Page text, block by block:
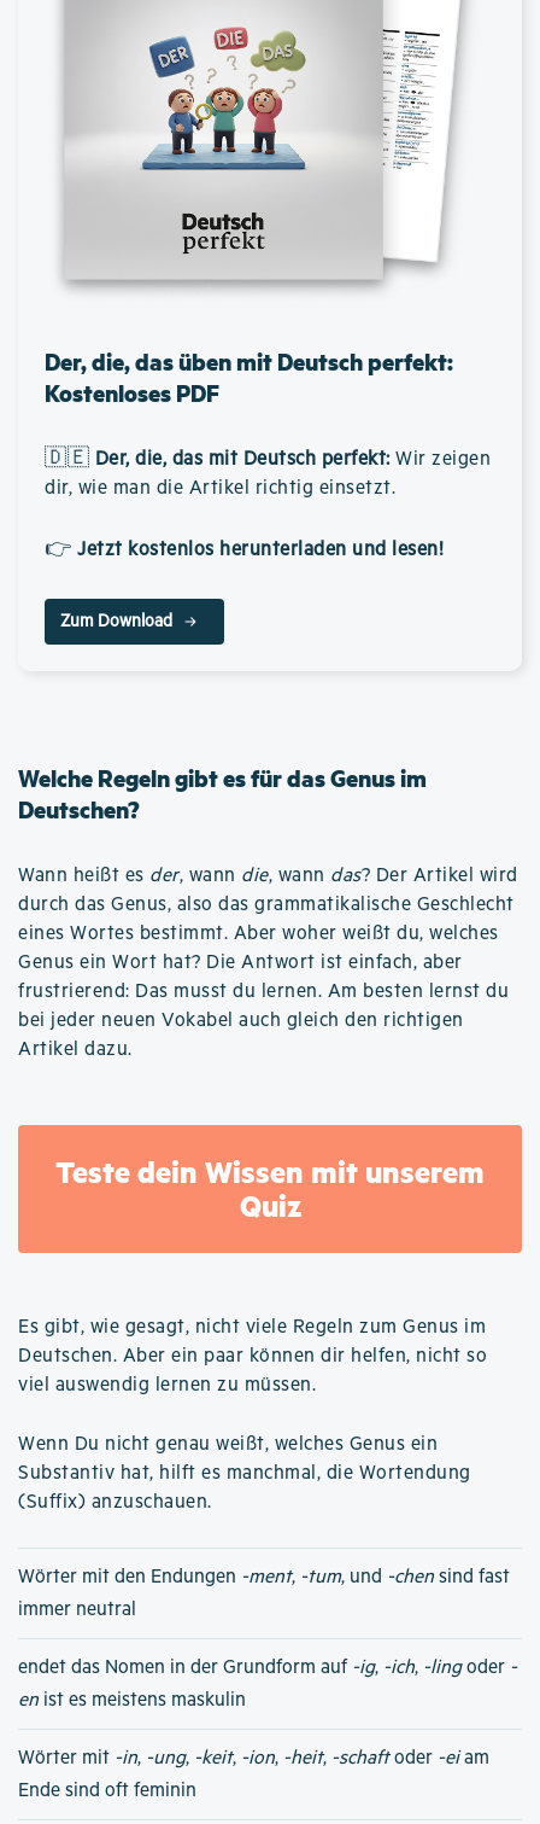
Der, die, das üben mit Deutsch perfekt:
Kostenloses PDF
🇩🇪 Der, die, das mit Deutsch perfekt: Wir zeigen
dir, wie man die Artikel richtig einsetzt.
👉 Jetzt kostenlos herunterladen und lesen!
Zum Download
Welche Regeln gibt es für das Genus im
Deutschen?
Wann heißt es der, wann die, wann das? Der Artikel wird
durch das Genus, also das grammatikalische Geschlecht
eines Wortes bestimmt. Aber woher weißt du, welches
Genus ein Wort hat? Die Antwort ist einfach, aber
frustrierend: Das musst du lernen. Am besten lernst du
bei jeder neuen Vokabel auch gleich den richtigen
Artikel dazu.
Teste dein Wissen mit unserem
Quiz
Es gibt, wie gesagt, nicht viele Regeln zum Genus im
Deutschen. Aber ein paar können dir helfen, nicht so
viel auswendig lernen zu müssen.
Wenn Du nicht genau weißt, welches Genus ein
Substantiv hat, hilft es manchmal, die Wortendung
(Suffix) anzuschauen.
Wörter mit den Endungen -ment, -tum, und -chen sind fast
immer neutral
endet das Nomen in der Grundform auf -ig, -ich, -lingoder -
en ist es meistens maskulin
Wörter mit -in, -ung, -keit, -ion, -heit, -schaftoder -eiam
Ende sind oft feminin